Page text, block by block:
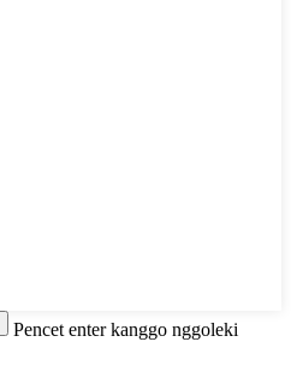
Pencet enter kanggo nggoleki